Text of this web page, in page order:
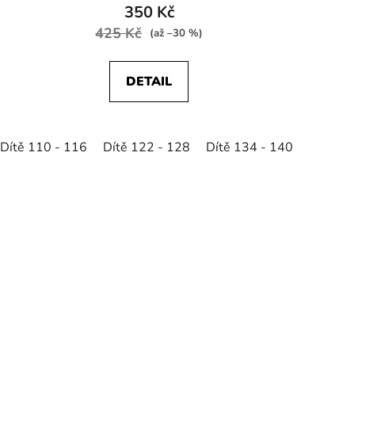
350 Kč
425 Kč (až –30 %)
DETAIL
Dítě 110 - 116 Dítě 122 - 128 Dítě 134 - 140